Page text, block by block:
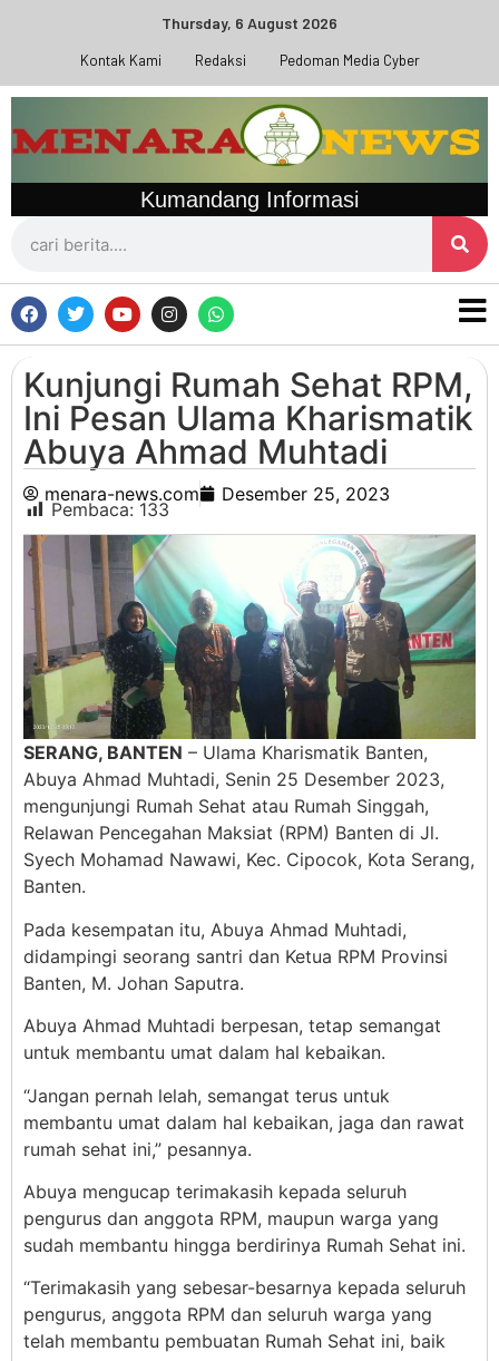
Thursday, 6 August 2026
Kontak Kami Redaksi Pedoman Media Cyber
Kumandang Informasi
Kunjungi Rumah Sehat RPM,
Ini Pesan Ulama Kharismatik
Abuya Ahmad Muhtadi
menara-news.com Desember 25, 2023
Pembaca: 133
SERANG, BANTEN – Ulama Kharismatik Banten,
Abuya Ahmad Muhtadi, Senin 25 Desember 2023,
mengunjungi Rumah Sehat atau Rumah Singgah,
Relawan Pencegahan Maksiat (RPM) Banten di Jl.
Syech Mohamad Nawawi, Kec. Cipocok, Kota Serang,
Banten.
Pada kesempatan itu, Abuya Ahmad Muhtadi,
didampingi seorang santri dan Ketua RPM Provinsi
Banten, M. Johan Saputra.
Abuya Ahmad Muhtadi berpesan, tetap semangat
untuk membantu umat dalam hal kebaikan.
“Jangan pernah lelah, semangat terus untuk
membantu umat dalam hal kebaikan, jaga dan rawat
rumah sehat ini,” pesannya.
Abuya mengucap terimakasih kepada seluruh
pengurus dan anggota RPM, maupun warga yang
sudah membantu hingga berdirinya Rumah Sehat ini.
“Terimakasih yang sebesar-besarnya kepada seluruh
pengurus, anggota RPM dan seluruh warga yang
telah membantu pembuatan Rumah Sehat ini, baik